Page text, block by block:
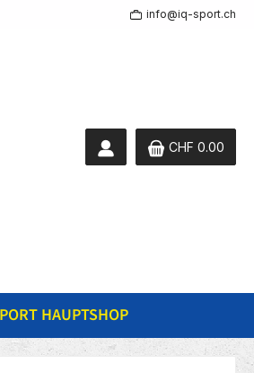
info@iq-sport.ch
CHF 0.00
HAUPTSHOP